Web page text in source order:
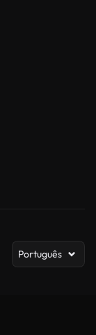
Português